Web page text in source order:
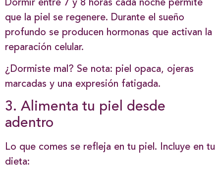
Dormir entre 7 y 8 horas cada noche permite
que la piel se regenere. Durante el sueño
profundo se producen hormonas que activan la
reparación celular.
¿Dormiste mal? Se nota: piel opaca, ojeras
marcadas y una expresión fatigada.
3. Alimenta tu piel desde
adentro
Lo que comes se refleja en tu piel. Incluye en tu
dieta: